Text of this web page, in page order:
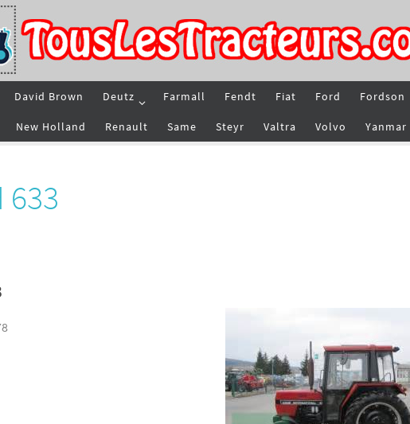
David Brown Deutz Farmall Fendt Fiat Ford Fordson
New Holland Renault Same Steyr Valtra Volvo Yanmar